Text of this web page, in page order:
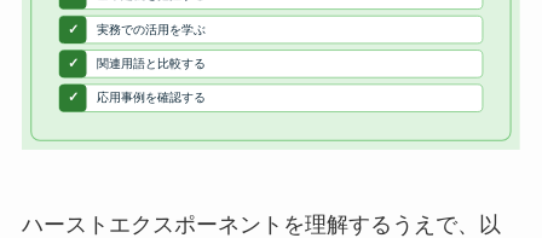
ハーストエクスポーネントを理解するうえで、以